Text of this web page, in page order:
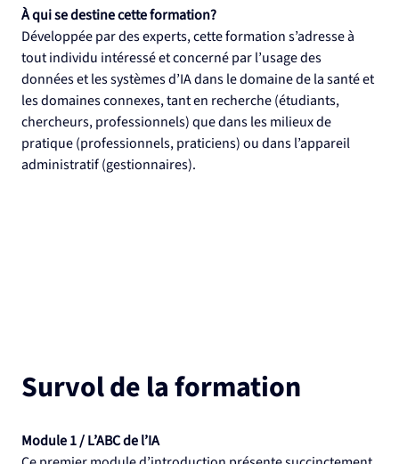
À qui se destine cette formation?
Développée par des experts, cette formation s’adresse à
tout individu intéressé et concerné par l’usage des
données et les systèmes d’IA dans le domaine de la santé et
les domaines connexes, tant en recherche (étudiants,
chercheurs, professionnels) que dans les milieux de
pratique (professionnels, praticiens) ou dans l’appareil
administratif (gestionnaires).
Survol de la formation
Module 1 / L’ABC de l’IA